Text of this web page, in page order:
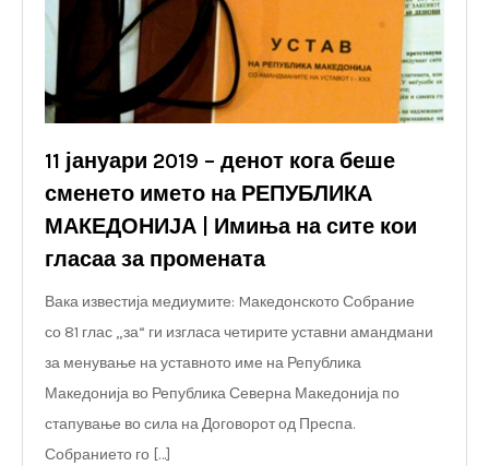
11 јануари 2019 – денот кога беше
сменето името на РЕПУБЛИКА
МАКЕДОНИЈА | Имиња на сите кои
гласаа за промената
Вака известија медиумите: Mакедонското Собрание
со 81 глас „за“ ги изгласа четирите уставни амандмани
за менување на уставното име на Република
Македонија во Република Северна Македонија по
стапување во сила на Договорот од Преспа.
Собранието го […]